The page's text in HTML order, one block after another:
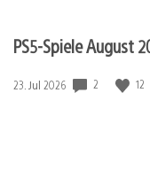
PS5-Spiele August
Veröffentlichungsdatum:
23. Jul 2026 2 12